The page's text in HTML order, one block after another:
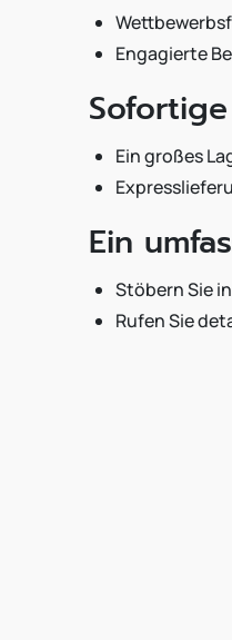
Engagierte
Ein großes
Ein
Stöbern Sie
Rufen Sie